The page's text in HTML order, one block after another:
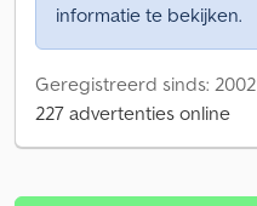
informatie te bekijken.
Geregistreerd sinds: 2002
227 advertenties online